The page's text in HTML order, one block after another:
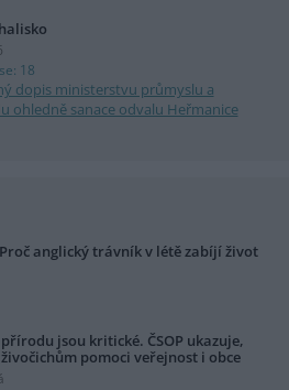
18
dopis ministerstvu průmyslu a
ohledně sanace odvalu Heřmanice
anglický trávník v létě zabíjí život
jsou kritické. ČSOP ukazuje,
pomoci veřejnost i obce